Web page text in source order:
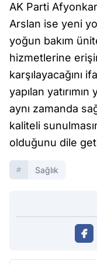
AK Parti
Arslan ise yeni
yoğun bakım
hizmetlerine
karşılayacağını
yapılan
aynı zamanda
kaliteli
olduğunu dile
Sağlık